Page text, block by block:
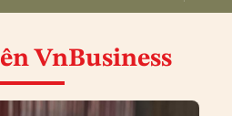
VnBusiness